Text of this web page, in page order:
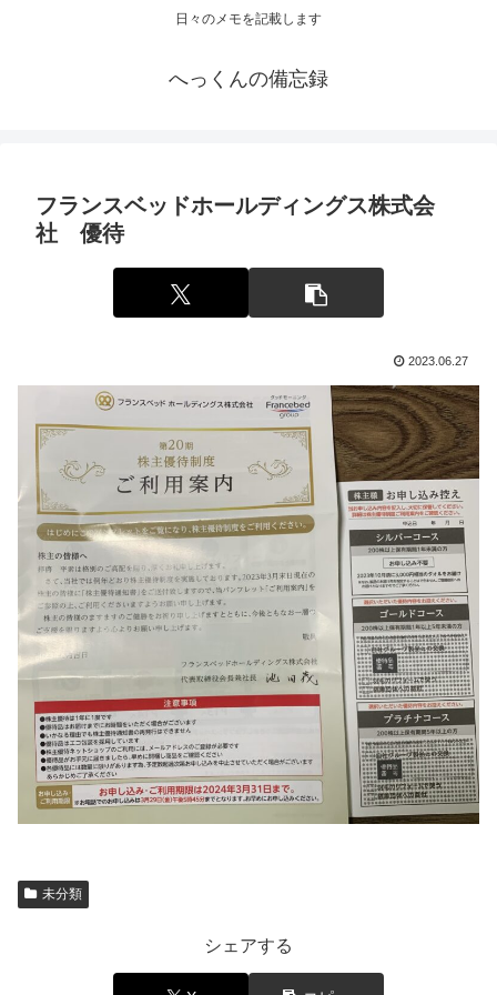
日々のメモを記載します
へっくんの備忘録
フランスベッドホールディングス株式会
社 優待
2023.06.27
未分類
シェアする